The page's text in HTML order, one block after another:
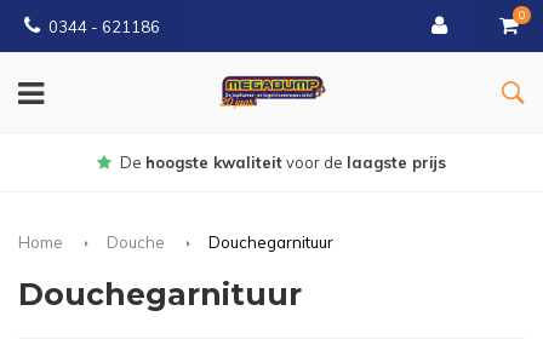
0344 - 621186
0
Gratisbezorgd vanaf € 150
Home Douche Douchegarnituur
Douchegarnituur